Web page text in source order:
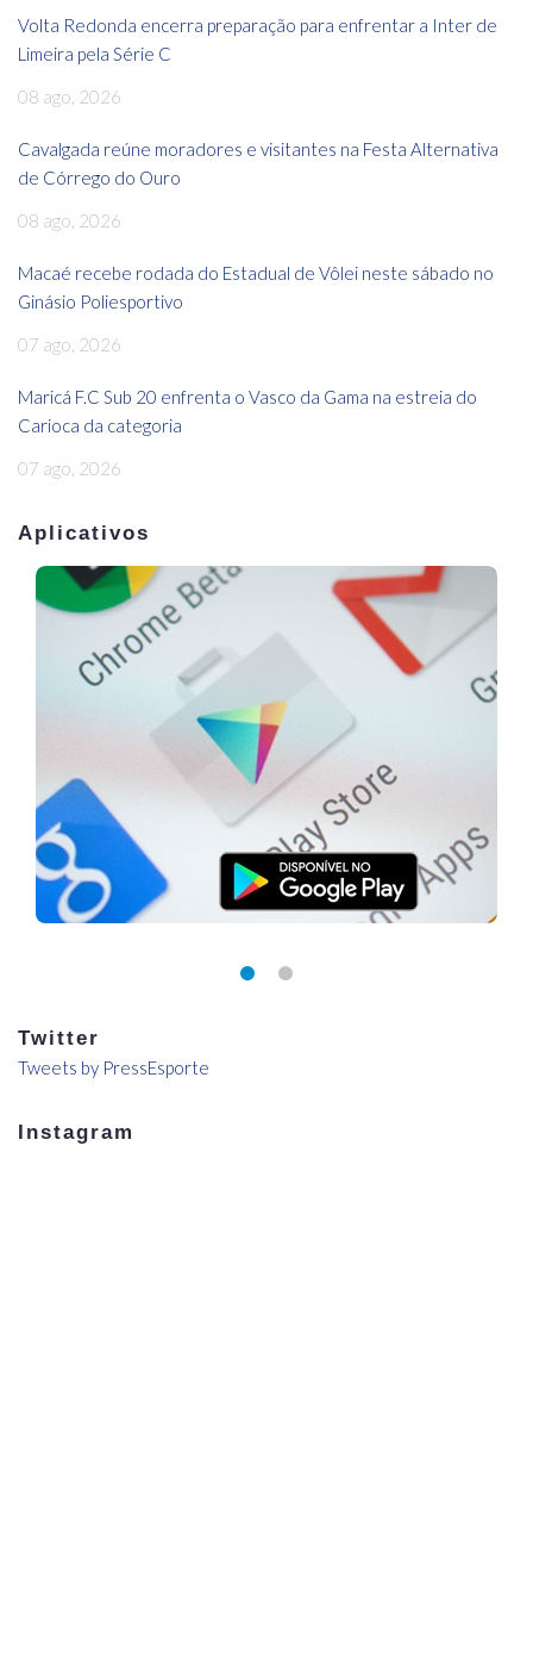
Volta Redonda encerra preparação para enfrentar a Inter de
Limeira pela Série C
08 ago, 2026
Cavalgada reúne moradores e visitantes na Festa Alternativa
de Córrego do Ouro
08 ago, 2026
Macaé recebe rodada do Estadual de Vôlei neste sábado no
Ginásio Poliesportivo
07 ago, 2026
Maricá F.C Sub 20 enfrenta o Vasco da Gama na estreia do
Carioca da categoria
07 ago, 2026
Aplicativos
Twitter
Tweets by PressEsporte
Instagram